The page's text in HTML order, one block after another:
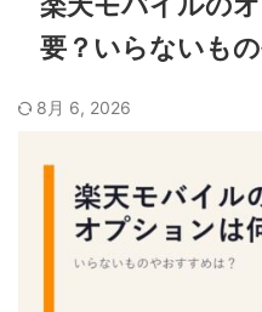
要？いらないも
8月 6, 2026